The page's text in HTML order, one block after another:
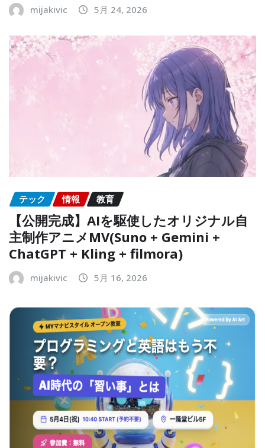
mijakivic 5月 24, 2026
テック 情報 教育
【公開完成】AIを駆使したオリジナル自
主制作アニメMV(Suno + Gemini +
ChatGPT + Kling + filmora)
mijakivic 5月 16, 2026